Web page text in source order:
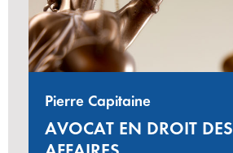
Pierre Capitaine
AVOCAT EN DROIT DES